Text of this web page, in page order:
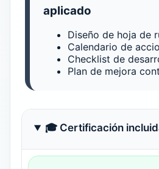
aplicado
Diseño de hoja de
Calendario de
Checklist de
Plan de mejora
🎓 Certificación